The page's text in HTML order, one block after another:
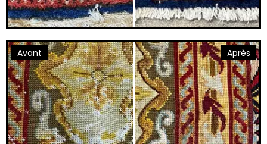
Avant Après